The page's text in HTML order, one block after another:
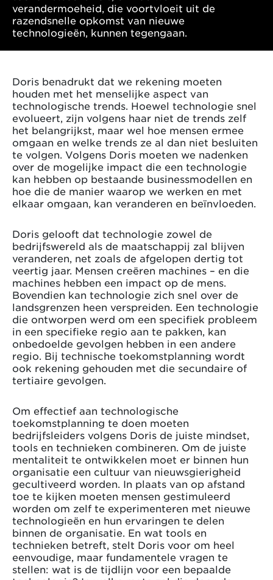
verandermoeheid, die voortvloeit uit de
razendsnelle opkomst van nieuwe
technologieën, kunnen tegengaan.
Doris benadrukt dat we rekening moeten
houden met het menselijke aspect van
technologische trends. Hoewel technologie snel
evolueert, zijn volgens haar niet de trends zelf
het belangrijkst, maar wel hoe mensen ermee
omgaan en welke trends ze al dan niet besluiten
te volgen. Volgens Doris moeten we nadenken
over de mogelijke impact die een technologie
kan hebben op bestaande businessmodellen en
hoe die de manier waarop we werken en met
elkaar omgaan, kan veranderen en beïnvloeden.
Doris gelooft dat technologie zowel de
bedrijfswereld als de maatschappij zal blijven
veranderen, net zoals de afgelopen dertig tot
veertig jaar. Mensen creëren machines – en die
machines hebben een impact op de mens.
Bovendien kan technologie zich snel over de
landsgrenzen heen verspreiden. Een technologie
die ontworpen werd om een specifiek probleem
in een specifieke regio aan te pakken, kan
onbedoelde gevolgen hebben in een andere
regio. Bij technische toekomstplanning wordt
ook rekening gehouden met die secundaire of
tertiaire gevolgen.
Om effectief aan technologische
toekomstplanning te doen moeten
bedrijfsleiders volgens Doris de juiste mindset,
tools en technieken combineren. Om de juiste
mentaliteit te ontwikkelen moet er binnen hun
organisatie een cultuur van nieuwsgierigheid
gecultiveerd worden. In plaats van op afstand
toe te kijken moeten mensen gestimuleerd
worden om zelf te experimenteren met nieuwe
technologieën en hun ervaringen te delen
binnen de organisatie. En wat tools en
technieken betreft, stelt Doris voor om heel
eenvoudige, maar fundamentele vragen te
stellen: wat is de tijdlijn voor een bepaalde